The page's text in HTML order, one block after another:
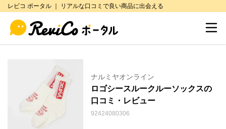
レビコ ポータル ｜ リアルな口コミで良い商品に出会える
ナルミヤオンライン
ロゴシースルークルーソックスの
口コミ・レビュー
92424080306